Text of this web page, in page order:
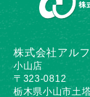
株式会社アル
小山店
〒323-0812
栃木県小山市土